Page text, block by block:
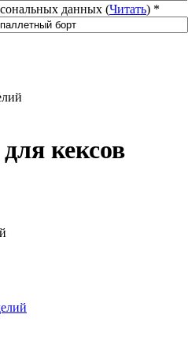
данных (Читать) *
кексов